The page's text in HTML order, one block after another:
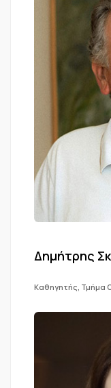
Δημήτρης
Καθηγητής, Τμήμα